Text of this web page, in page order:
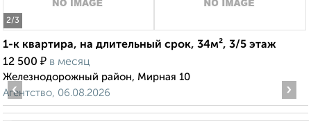
2/3
1-к квартира, на длительный срок, 34м², 3/5 этаж
12 500 ₽ в месяц
Железнодорожный район, Мирная 10
Агентство, 06.08.2026
‹ ›